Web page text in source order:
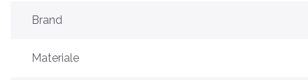
Brand
Materiale